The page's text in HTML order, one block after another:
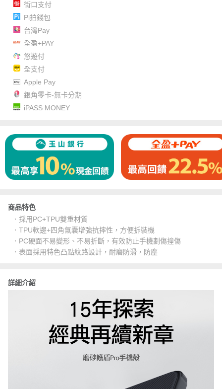
街口支付
Pi拍錢包
台灣Pay
全盈+PAY
悠遊付
全支付
Apple Pay
銀角零卡-無卡分期
iPASS MONEY
商品特色
．採用PC+TPU雙重材質
．TPU軟邊+四角氣囊增強抗摔性，方便拆裝機
．PC硬面不易變形、不易折斷，有效防止手機劃傷撞傷
．表面採用特色凸點紋路設計，耐磨防滑，防塵
詳細介紹